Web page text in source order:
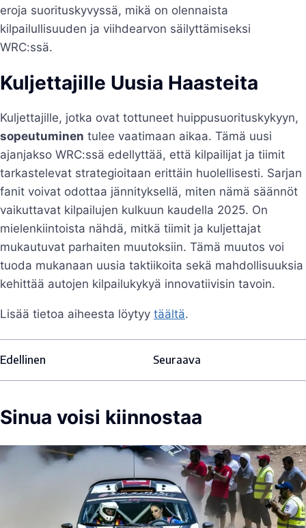
eroja suorituskyvyssä, mikä on olennaista
kilpailullisuuden ja viihdearvon säilyttämiseksi
WRC:ssä.
Kuljettajille Uusia Haasteita
Kuljettajille, jotka ovat tottuneet huippusuorituskykyyn,
sopeutuminen tulee vaatimaan aikaa. Tämä uusi
ajanjakso WRC:ssä edellyttää, että kilpailijat ja tiimit
tarkastelevat strategioitaan erittäin huolellisesti. Sarjan
fanit voivat odottaa jännityksellä, miten nämä säännöt
vaikuttavat kilpailujen kulkuun kaudella 2025. On
mielenkiintoista nähdä, mitkä tiimit ja kuljettajat
mukautuvat parhaiten muutoksiin. Tämä muutos voi
tuoda mukanaan uusia taktiikoita sekä mahdollisuuksia
kehittää autojen kilpailukykyä innovatiivisin tavoin.
Lisää tietoa aiheesta löytyy täältä.
Edellinen Seuraava
Sinua voisi kiinnostaa